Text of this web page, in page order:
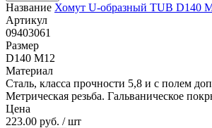
Название Хомут U-образный TUB D140
Артикул
09403061
Размер
D140 M12
Материал
Сталь, класса прочности 5,8 и с полем
Метрическая резьба. Гальваническое
Цена
223.00 руб. / шт